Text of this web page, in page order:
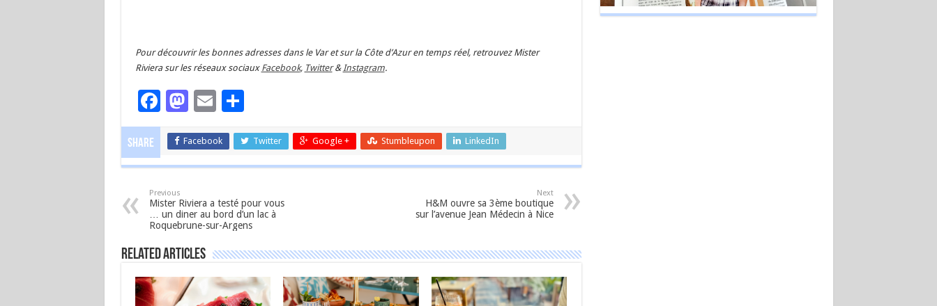
Pour découvrir les bonnes adresses dans le Var et sur la Côte d’Azur en temps réel, retrouvez Mister
Riviera sur les réseaux sociaux Facebook, Twitter&Instagram.
Facebook
Mastodon
EmailPartager
Share Facebook Twitter Google + Stumbleupon LinkedIn
Previous
Mister Riviera a testé pour vous
… un diner au bord d’un lac à
Roquebrune-sur-Argens
Next
H&M ouvre sa 3ème boutique
sur l’avenue Jean Médecin à Nice
Related Articles